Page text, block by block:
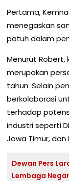
Pertama,
menegaskan
patuh dalam
Menurut
merupakan
tahun. Selain
berkolaborasi
terhadap
industri seperti
Jawa Timur, dan
Dewan Pers
Lembaga